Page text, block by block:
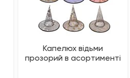
Капелюх відьми
прозорий в асортименті